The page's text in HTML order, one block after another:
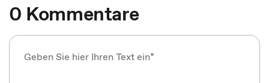
0 Kommentare